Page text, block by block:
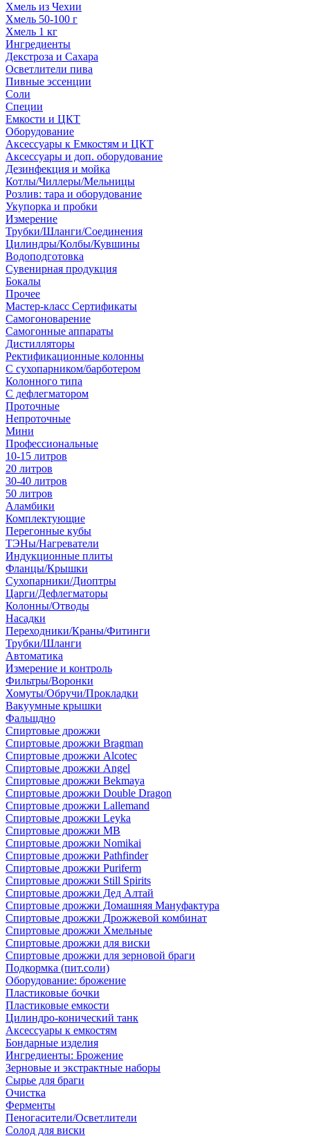
Хмель из Чехии
Хмель 50-100 г
Хмель 1 кг
Ингредиенты
Декстроза и Сахара
Осветлители пива
Пивные эссенции
Соли
Специи
Емкости и ЦКТ
Оборудование
Аксессуары к Емкостям и ЦКТ
Аксессуары и доп. оборудование
Дезинфекция и мойка
Котлы/Чиллеры/Мельницы
Розлив: тара и оборудование
Укупорка и пробки
Измерение
Трубки/Шланги/Соединения
Цилиндры/Колбы/Кувшины
Водоподготовка
Сувенирная продукция
Бокалы
Прочее
Мастер-класс Сертификаты
Самогоноварение
Самогонные аппараты
Дистилляторы
Ректификационные колонны
С сухопарником/барботером
Колонного типа
С дефлегматором
Проточные
Непроточные
Мини
Профессиональные
10-15 литров
20 литров
30-40 литров
50 литров
Аламбики
Комплектующие
Перегонные кубы
ТЭНы/Нагреватели
Индукционные плиты
Фланцы/Крышки
Сухопарники/Диоптры
Царги/Дефлегматоры
Колонны/Отводы
Насадки
Переходники/Краны/Фитинги
Трубки/Шланги
Автоматика
Измерение и контроль
Фильтры/Воронки
Хомуты/Обручи/Прокладки
Вакуумные крышки
Фальшдно
Спиртовые дрожжи
Спиртовые дрожжи Bragman
Спиртовые дрожжи Alcotec
Спиртовые дрожжи Angel
Спиртовые дрожжи Bekmaya
Спиртовые дрожжи Double Dragon
Спиртовые дрожжи Lallemand
Спиртовые дрожжи Leyka
Спиртовые дрожжи MB
Спиртовые дрожжи Nomikai
Спиртовые дрожжи Pathfinder
Спиртовые дрожжи Puriferm
Спиртовые дрожжи Still Spirits
Спиртовые дрожжи Дед Алтай
Спиртовые дрожжи Домашняя Мануфактура
Спиртовые дрожжи Дрожжевой комбинат
Спиртовые дрожжи Хмельные
Спиртовые дрожжи для виски
Спиртовые дрожжи для зерновой браги
Подкормка (пит.соли)
Оборудование: брожение
Пластиковые бочки
Пластиковые емкости
Цилиндро-конический танк
Аксессуары к емкостям
Бондарные изделия
Ингредиенты: Брожение
Зерновые и экстрактные наборы
Сырье для браги
Очистка
Ферменты
Пеногасители/Осветлители
Солод для виски